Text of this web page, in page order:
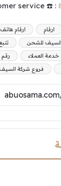
service ☎️ :
ارقام ارقام هاتف
السيف للشحن
خدمة العملاء رقم
فروع شركة